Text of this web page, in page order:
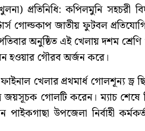
প্রতিনিধি: কপিলমুনি সহচরী
গোল্ডকাপ জাতীয় ফুটবল
অনুষ্ঠিত এই খেলায় দশম
হওয়ার গৌরব অর্জন করে।
খেলার প্রথমার্ধ গোলশূন্য ড্র
জয়সূচক গোলটি করেন। ম্যাচ
পাইকগাছা উপজেলা নির্বাহী